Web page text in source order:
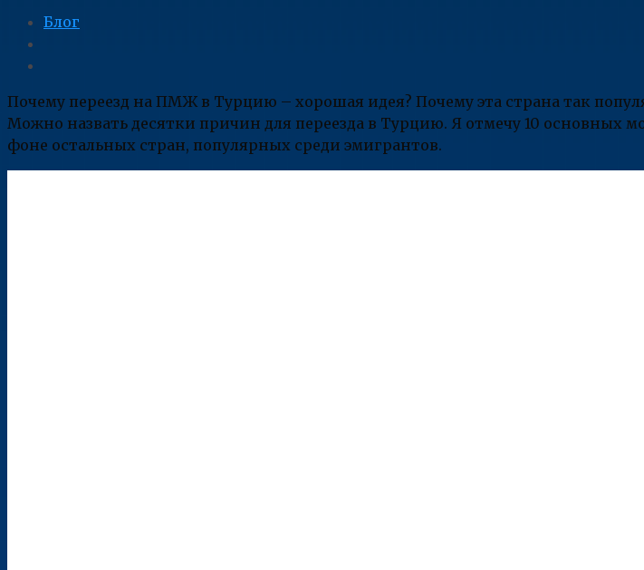
Блог
Почему переезд на ПМЖ в Турцию – хорошая идея? Почему эта страна так
Можно назвать десятки причин для переезда в Турцию. Я отмечу 10 основных
фоне остальных стран, популярных среди эмигрантов.